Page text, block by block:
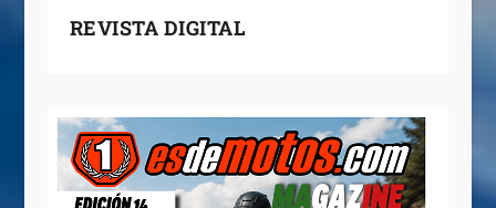
REVISTA DIGITAL